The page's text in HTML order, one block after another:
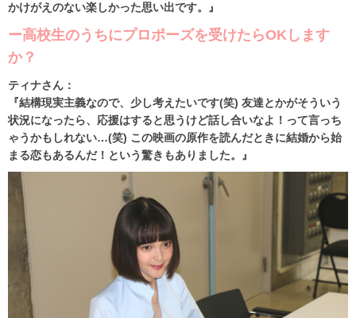
かけがえのない楽しかった思い出です。』
ー高校生のうちにプロポーズを受けたらOKします
か？
ティナさん：
『結構現実主義なので、少し考えたいです(笑) 友達とかがそういう
状況になったら、応援はすると思うけど話し合いなよ！って言っち
ゃうかもしれない…(笑) この映画の原作を読んだときに結婚から始
まる恋もあるんだ！という驚きもありました。』